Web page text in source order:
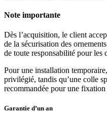
Note importante
Dès l’acquisition, le client
de la sécurisation des
de toute responsabilité pour les
Pour une installation
privilégié, tandis qu’une colle
recommandée pour une fixation
Garantie d’un an